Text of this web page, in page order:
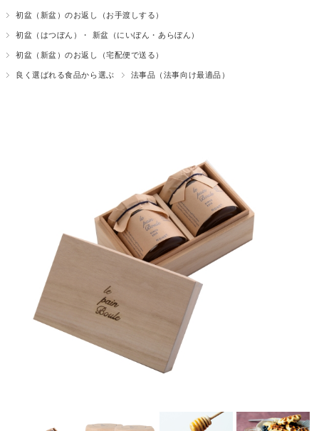
初盆（新盆）のお返し（お手渡しする）
初盆（はつぼん）・ 新盆（にいぼん・あらぼん）
初盆（新盆）のお返し（宅配便で送る）
良く選ばれる食品から選ぶ 法事品（法事向け最適品）